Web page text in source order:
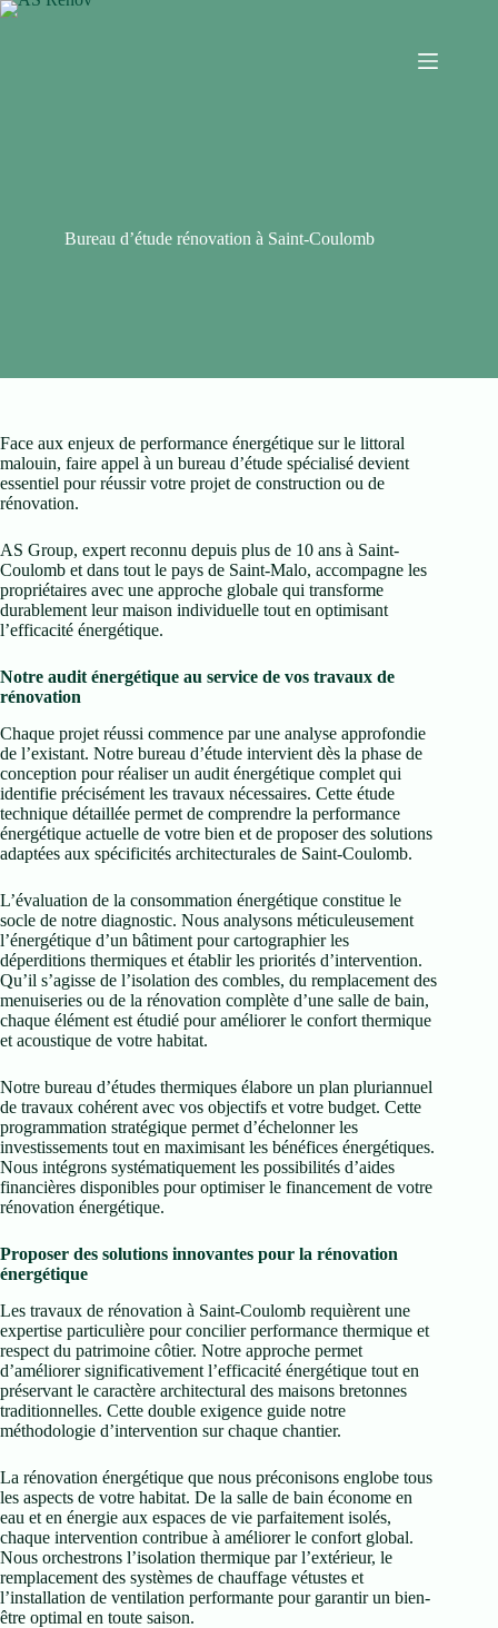
Bureau d’étude rénovation à Saint-Coulomb
Face aux enjeux de performance énergétique sur le littoral
malouin, faire appel à un bureau d’étude spécialisé devient
essentiel pour réussir votre projet de construction ou de
rénovation.
AS Group, expert reconnu depuis plus de 10 ans à Saint-
Coulomb et dans tout le pays de Saint-Malo, accompagne les
propriétaires avec une approche globale qui transforme
durablement leur maison individuelle tout en optimisant
l’efficacité énergétique.
Notre audit énergétique au service de vos travaux de
rénovation
Chaque projet réussi commence par une analyse approfondie
de l’existant. Notre bureau d’étude intervient dès la phase de
conception pour réaliser un audit énergétique complet qui
identifie précisément les travaux nécessaires. Cette étude
technique détaillée permet de comprendre la performance
énergétique actuelle de votre bien et de proposer des solutions
adaptées aux spécificités architecturales de Saint-Coulomb.
L’évaluation de la consommation énergétique constitue le
socle de notre diagnostic. Nous analysons méticuleusement
l’énergétique d’un bâtiment pour cartographier les
déperditions thermiques et établir les priorités d’intervention.
Qu’il s’agisse de l’isolation des combles, du remplacement des
menuiseries ou de la rénovation complète d’une salle de bain,
chaque élément est étudié pour améliorer le confort thermique
et acoustique de votre habitat.
Notre bureau d’études thermiques élabore un plan pluriannuel
de travaux cohérent avec vos objectifs et votre budget. Cette
programmation stratégique permet d’échelonner les
investissements tout en maximisant les bénéfices énergétiques.
Nous intégrons systématiquement les possibilités d’aides
financières disponibles pour optimiser le financement de votre
rénovation énergétique.
Proposer des solutions innovantes pour la rénovation
énergétique
Les travaux de rénovation à Saint-Coulomb requièrent une
expertise particulière pour concilier performance thermique et
respect du patrimoine côtier. Notre approche permet
d’améliorer significativement l’efficacité énergétique tout en
préservant le caractère architectural des maisons bretonnes
traditionnelles. Cette double exigence guide notre
méthodologie d’intervention sur chaque chantier.
La rénovation énergétique que nous préconisons englobe tous
les aspects de votre habitat. De la salle de bain économe en
eau et en énergie aux espaces de vie parfaitement isolés,
chaque intervention contribue à améliorer le confort global.
Nous orchestrons l’isolation thermique par l’extérieur, le
remplacement des systèmes de chauffage vétustes et
l’installation de ventilation performante pour garantir un bien-
être optimal en toute saison.